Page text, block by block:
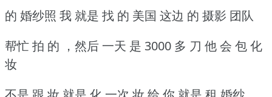
的 婚纱照 我 就是 找 的 美国 这边 的 摄影 团队
帮忙 拍 的 ，然后 一天 是 3000 多 刀 他 会 包 化
妆